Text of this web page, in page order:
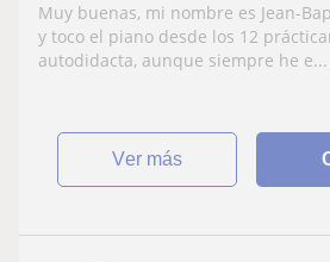
Muy buenas, mi nombre es Jean-
y toco el piano desde los 12
autodidacta, aunque siempre he e...
ver más